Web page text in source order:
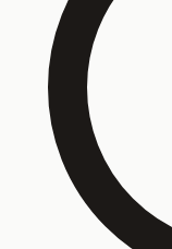
Thơ thả thính tên
“lụi tim”, là cách
cảm với một cô